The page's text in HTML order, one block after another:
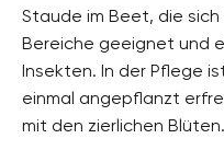
bis zu 120 cm hoch
Bodenart
sandig, lehmig
Staude im Beet, die
Bereiche geeignet und
Insekten. In der Pflege
einmal angepflanzt
mit den zierlichen Blüten.